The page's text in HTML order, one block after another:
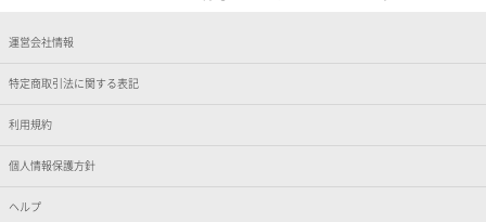
運営会社情報
特定商取引法に関する表記
利用規約
個人情報保護方針
ヘルプ